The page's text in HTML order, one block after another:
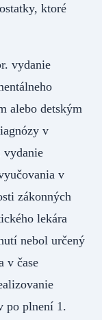
ktoré
vydanie
alebo detským
v
vydanie
v
zákonných
lekára
nebol určený
v čase
po plnení 1.